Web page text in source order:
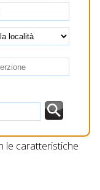
le caratteristiche